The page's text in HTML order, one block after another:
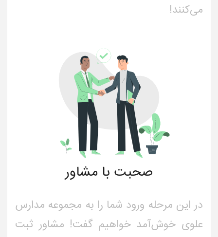
می‌کنند!
صحبت با مشاور
در این مرحله ورود شما را به مجموعه مدارس
علوی خوش‌آمد خواهیم گفت! مشاور ثبت